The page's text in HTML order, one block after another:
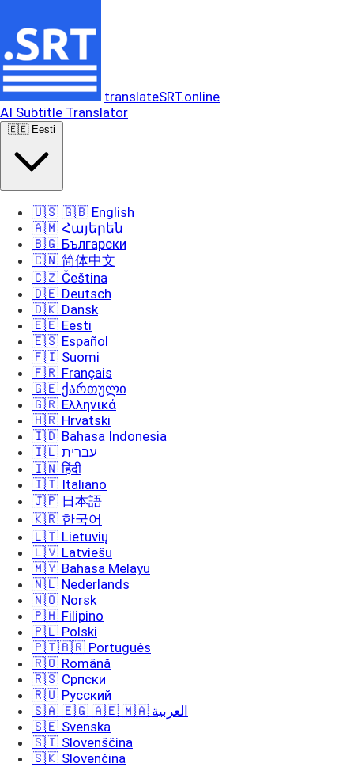
translateSRT.online
AI Subtitle Translator
🇪🇪 Eesti
🇺🇸 🇬🇧 English
🇦🇲 Հայերեն
🇧🇬 Български
🇨🇳 简体中文
🇨🇿 Čeština
🇩🇪 Deutsch
🇩🇰 Dansk
🇪🇪 Eesti
🇪🇸 Español
🇫🇮 Suomi
🇫🇷 Français
🇬🇪 ქართული
🇬🇷 Ελληνικά
🇭🇷 Hrvatski
🇮🇩 Bahasa Indonesia
🇮🇱 עברית
🇮🇳 हिंदी
🇮🇹 Italiano
🇯🇵 日本語
🇰🇷 한국어
🇱🇹 Lietuvių
🇱🇻 Latviešu
🇲🇾 Bahasa Melayu
🇳🇱 Nederlands
🇳🇴 Norsk
🇵🇭 Filipino
🇵🇱 Polski
🇵🇹🇧🇷 Português
🇷🇴 Română
🇷🇸 Српски
🇷🇺 Русский
🇸🇦 🇪🇬 🇦🇪 🇲🇦 العربية
🇸🇪 Svenska
🇸🇮 Slovenščina
🇸🇰 Slovenčina